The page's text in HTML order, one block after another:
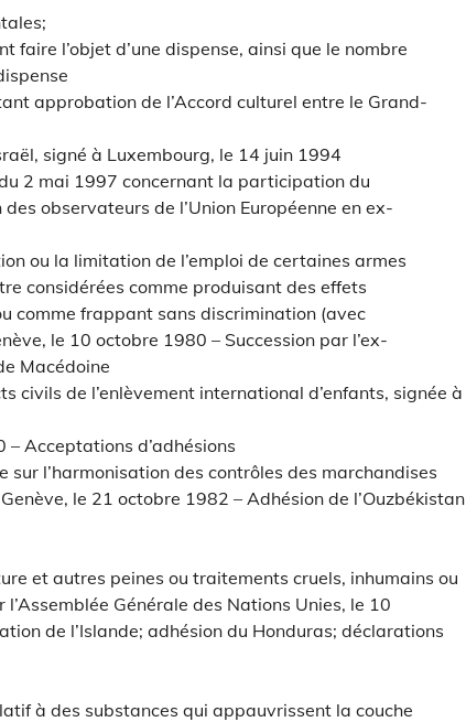
faire l’objet d’une dispense, ainsi que le nombre
approbation de l’Accord culturel entre le Grand-
signé à Luxembourg, le 14 juin 1994
2 mai 1997 concernant la participation du
observateurs de l’Union Européenne en ex-
ou la limitation de l’emploi de certaines armes
considérées comme produisant des effets
comme frappant sans discrimination (avec
le 10 octobre 1980 – Succession par l’ex-
Macédoine
civils de l’enlèvement international d’enfants, signée à
Acceptations d’adhésions
sur l’harmonisation des contrôles des marchandises
le 21 octobre 1982 – Adhésion de l’Ouzbékistan
et autres peines ou traitements cruels, inhumains ou
Générale des Nations Unies, le 10
de l’Islande; adhésion du Honduras; déclarations
à des substances qui appauvrissent la couche